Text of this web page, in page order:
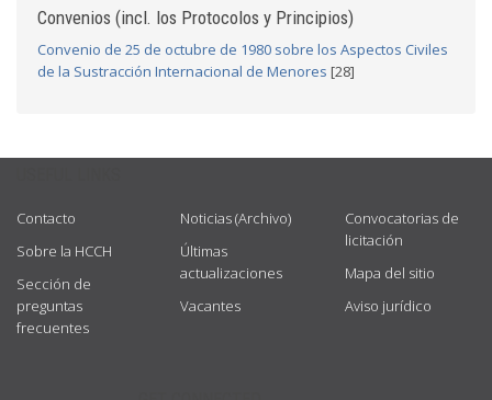
Convenios (incl. los Protocolos y Principios)
Convenio de 25 de octubre de 1980 sobre los Aspectos Civiles
de la Sustracción Internacional de Menores [28]
Contacto
Sobre la HCCH
Sección de
preguntas
frecuentes
Noticias (Archivo)
Últimas
actualizaciones
Vacantes
Convocatorias de
licitación
Mapa del sitio
Aviso jurídico